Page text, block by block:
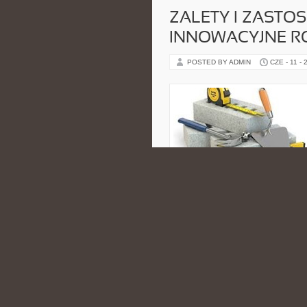
ZALETY I
INNOWACYJNE
POSTED BY ADMIN CZE - 11 -